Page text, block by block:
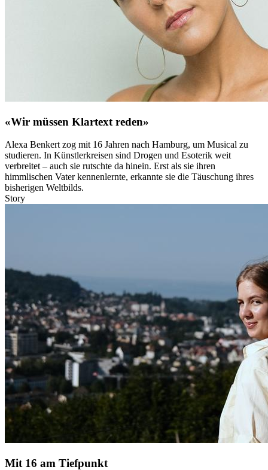
«Wir müssen Klartext reden»
Alexa Benkert zog mit 16 Jahren nach Hamburg, um Musical zu
studieren. In Künstlerkreisen sind Drogen und Esoterik weit
verbreitet – auch sie rutschte da hinein. Erst als sie ihren
himmlischen Vater kennenlernte, erkannte sie die Täuschung ihres
bisherigen Weltbilds.
Story
Mit 16 am Tiefpunkt